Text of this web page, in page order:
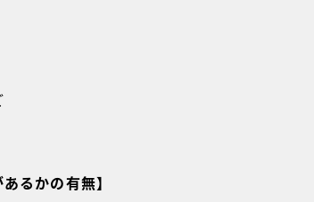
るかの有無】